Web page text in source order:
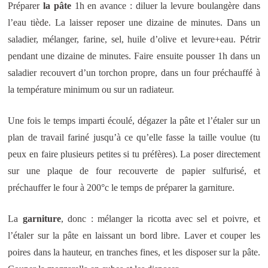
Préparerla pâte1h en avance : diluer la levure boulangère dans
l’eau tiède. La laisser reposer une dizaine de minutes. Dans un
saladier, mélanger, farine, sel, huile d’olive et levure+eau. Pétrir
pendant une dizaine de minutes. Faire ensuite pousser 1h dans un
saladier recouvert d’un torchon propre, dans un four préchauffé à
la température minimum ou sur un radiateur.
Une fois le temps imparti écoulé, dégazer la pâte et l’étaler sur un
plan de travail fariné jusqu’à ce qu’elle fasse la taille voulue (tu
peux en faire plusieurs petites si tu préfères). La poser directement
sur une plaque de four recouverte de papier sulfurisé, et
préchauffer le four à 200°c le temps de préparer la garniture.
La garniture, donc : mélanger la ricotta avec sel et poivre, et
l’étaler sur la pâte en laissant un bord libre. Laver et couper les
poires dans la hauteur, en tranches fines, et les disposer sur la pâte.